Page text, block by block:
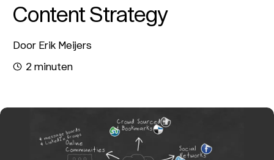
Content Strategy
Door Erik Meijers
2 minuten